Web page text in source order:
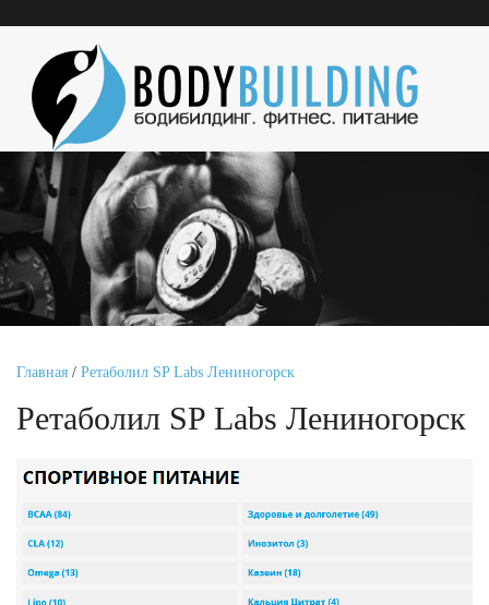
Главная / Ретаболил SP Labs Лениногорск
Ретаболил SP Labs Лениногорск